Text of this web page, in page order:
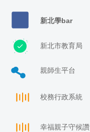
新北學bar
新北市教育局
親師生平台
校務行政系統
幸福親子守候讚